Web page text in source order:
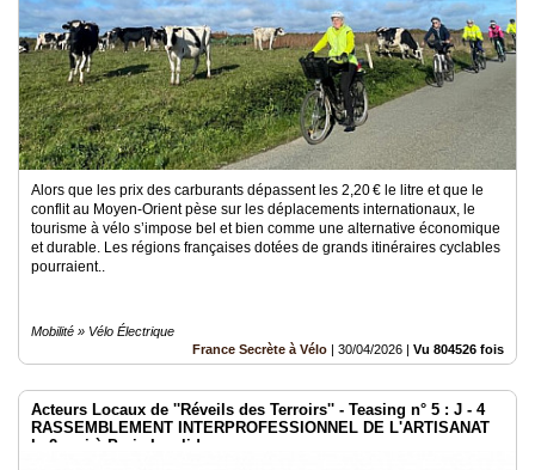
Alors que les prix des carburants dépassent les 2,20 € le litre et que le
conflit au Moyen-Orient pèse sur les déplacements internationaux, le
tourisme à vélo s’impose bel et bien comme une alternative économique
et durable. Les régions françaises dotées de grands itinéraires cyclables
pourraient..
Mobilité » Vélo Électrique
France Secrète à Vélo | 30/04/2026 | Vu 804526 fois
Acteurs Locaux de ''Réveils des Terroirs'' - Teasing n° 5 : J - 4
RASSEMBLEMENT INTERPROFESSIONNEL DE L'ARTISANAT
le 2 mai à Paris Invalides